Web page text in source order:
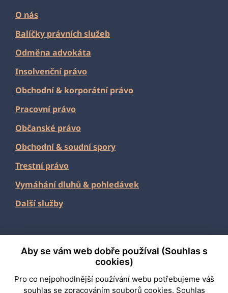
O nás
Balíčky právních služeb
Odměna advokáta
Insolvenční právo
Obchodní& korporátní právo
Pracovní právo
Občanské právo
Obchodní & soudní spory
Trestní právo
Vymáhání dluhů & pohledávek
Další služby
2026 Fabian & Partners
PřipravilaPORTA
Aby se vám web dobře používal (Souhlas s
cookies)
Pro co nejpohodlnější používání webu potřebujeme váš
souhlas se zpracováním souborů cookies. Souhlas